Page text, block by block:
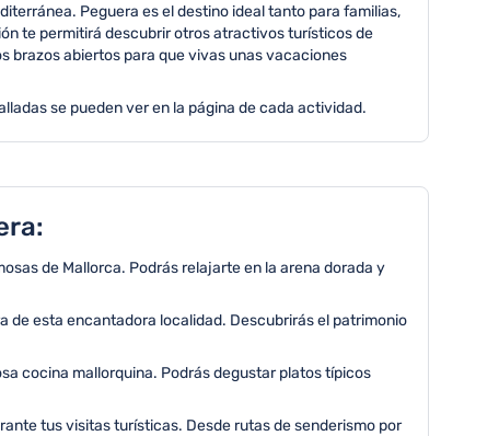
Peguera es el destino ideal tanto para familias,
te permitirá descubrir otros atractivos turísticos de
brazos abiertos para que vivas unas vacaciones
se pueden ver en la página de cada actividad.
de Mallorca. Podrás relajarte en la arena dorada y
de esta encantadora localidad. Descubrirás el patrimonio
cocina mallorquina. Podrás degustar platos típicos
tus visitas turísticas. Desde rutas de senderismo por